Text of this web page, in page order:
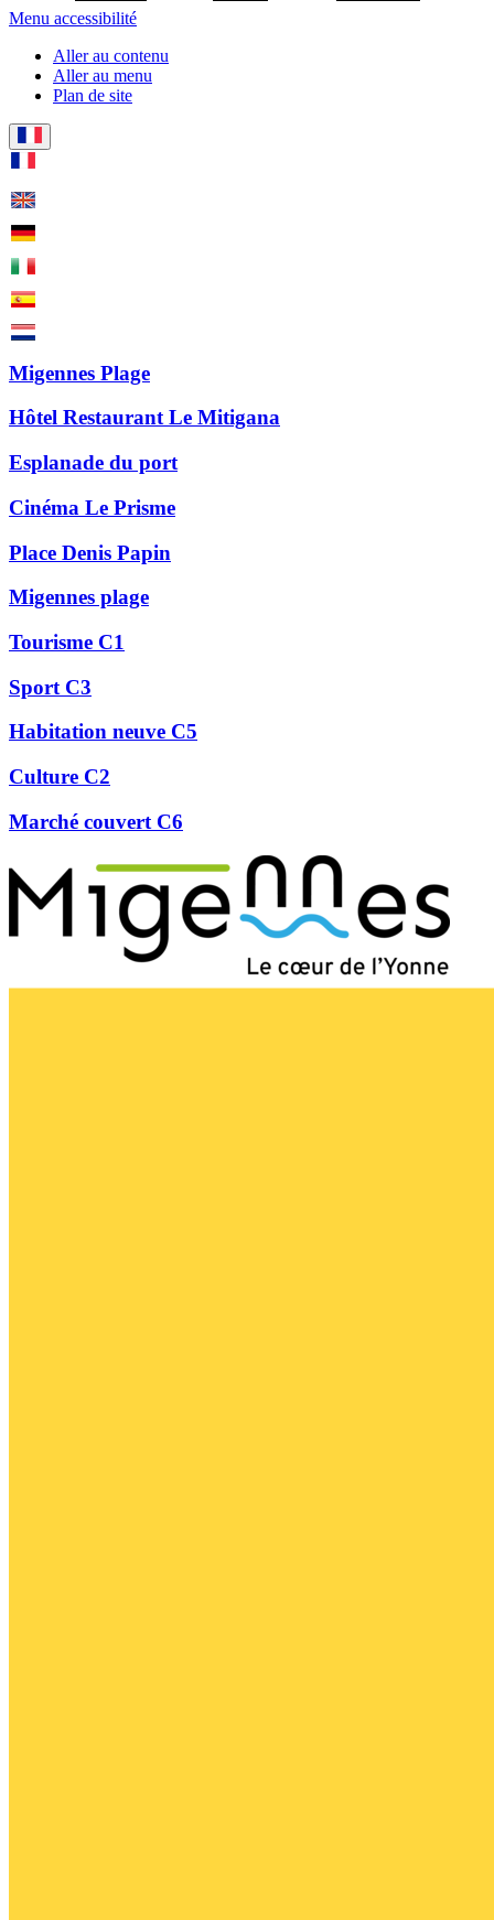
Menu accessibilité
Aller au contenu
Aller au menu
Plan de site
Migennes Plage
Hôtel Restaurant Le Mitigana
Esplanade du port
Cinéma Le Prisme
Place Denis Papin
Migennes plage
Tourisme C1
Sport C3
Habitation neuve C5
Culture C2
Marché couvert C6
Précédent
Suivant